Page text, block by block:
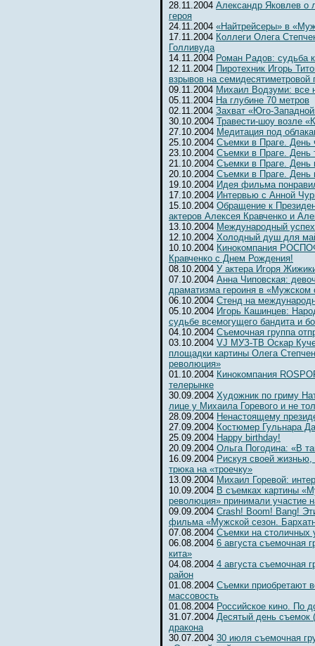
28.11.2004 Александр Яковлев о
героя
24.11.2004 «Найтрейсеры» в
17.11.2004 Коллеги Олега
Голливуда
14.11.2004 Роман Радов: судьба
12.11.2004 Пиротехник Игорь
взрывов на семидесятиметровой
09.11.2004 Михаил Водзуми: все
05.11.2004 На глубине 70 метров
02.11.2004 Захват «Юго-
30.10.2004 Травести-шоу возле
27.10.2004 Медитация под
25.10.2004 Съемки в Праге. День
23.10.2004 Съемки в Праге. День
21.10.2004 Съемки в Праге. День
20.10.2004 Съемки в Праге. День
19.10.2004 Идея фильма
17.10.2004 Интервью с Анной
15.10.2004 Обращение к
актеров Алексея Кравченко и
13.10.2004 Международный
12.10.2004 Холодный душ для
10.10.2004 Кинокомпания
Кравченко с Днем Рождения!
08.10.2004 У актера Игоря
07.10.2004 Анна Чиповская:
драматизма героиня в «Мужском
06.10.2004 Cтенд на
05.10.2004 Игорь Кашинцев:
судьбе всемогущего бандита и
04.10.2004 Съемочная группа
03.10.2004 VJ МУЗ-ТВ Оскар
площадки картины Олега
революция»
01.10.2004 Кинокомпания
телерынке
30.09.2004 Художник по гриму
лице у Михаила Горевого и не
28.09.2004 Ненастоящему
27.09.2004 Костюмер Гульнара
25.09.2004 Happy birthday!
20.09.2004 Ольга Погодина: «В
16.09.2004 Рискуя своей
трюка на «троечку»
13.09.2004 Михаил Горевой:
10.09.2004 В съемках картины
революция» принимали участие
09.09.2004 Crash! Boom! Bang!
фильма «Мужской сезон.
07.08.2004 Съемки на столичных
06.08.2004 6 августа съемочная
кита»
04.08.2004 4 августа съемочная
район
01.08.2004 Съемки приобретают
массовость
01.08.2004 Российское кино. По
31.07.2004 Десятый день съемок
дракона
30.07.2004 30 июля съемочная